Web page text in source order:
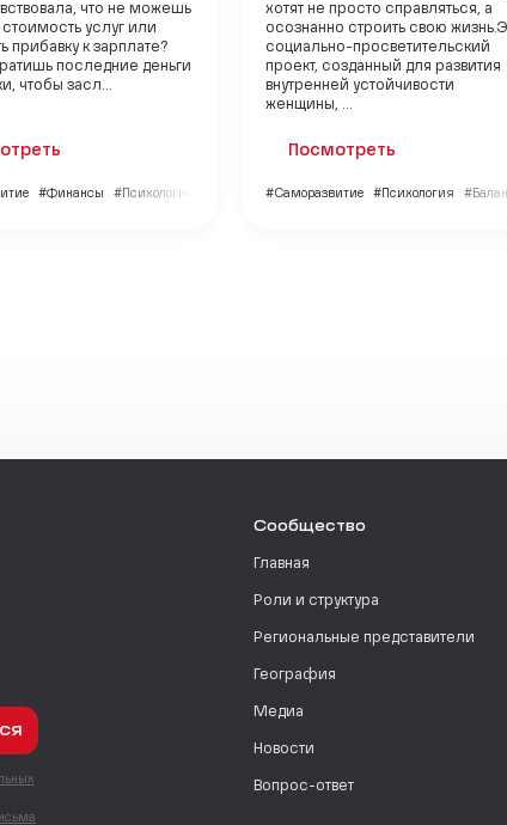
что не можешь
услуг или
прибавку к зарплате?
последние деньги
чтобы засл...
#Финансы #Психология
хотят не просто справляться, а
осознанно строить свою
социально-просветительский
проект, созданный для развития
внутренней устойчивости
женщины, ...
Посмотреть
#Саморазвитие #Психология
Сообщество
Главная
Роли и структура
Региональные представители
География
Медиа
Новости
Вопрос-ответ